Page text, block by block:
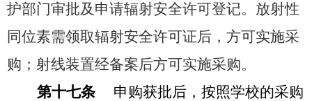
护部门审批及申请辐射安全许可登记。放射性
同位素需领取辐射安全许可证后，方可实施采
购；射线装置经备案后方可实施采购。
第十七条 申购获批后，按照学校的采购